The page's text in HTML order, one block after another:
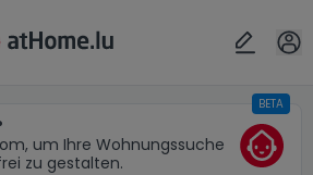
um Ihre Wohnungssuche
zu gestalten.
BETA
Ort ok